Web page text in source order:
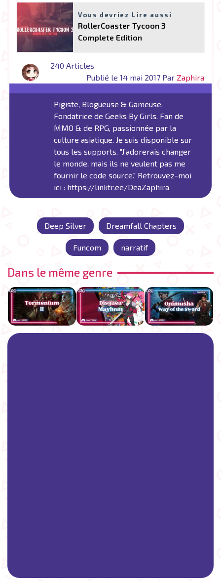
Vous devriez Lire aussi
RollerCoaster Tycoon 3
Complete Edition
240 Articles
Publié le 14 mai 2017 Par Zaphira
Pigiste, Blogueuse & Gameuse.
Fondatrice de Geeks By Girls. Fan de
MMO & de RPG, passionnée par la
culture asiatique. Je suis disponible sur
tous les supports. "J’adorerais changer
le monde, mais ils ne veulent pas me
fournir le code source." Retrouvez-moi
ici : https://linktr.ee/DeaZaphira
Deep Silver Dreamfall Chapters
Funcom narratif
Dans le même genre